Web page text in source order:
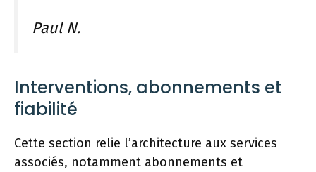
Paul N.
Interventions, abonnements et
fiabilité
Cette section relie l’architecture aux services
associés, notamment abonnements et